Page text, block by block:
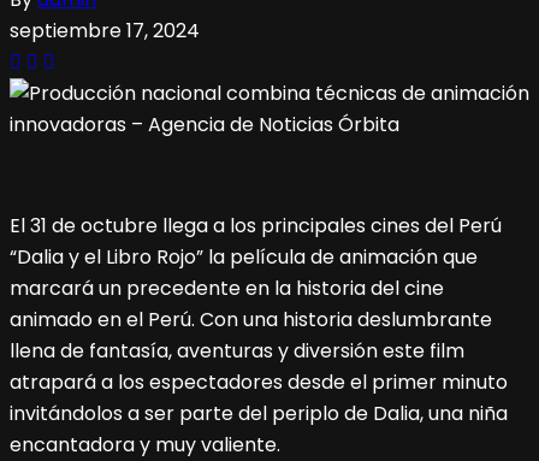
septiembre 17, 2024
El 31 de octubre llega a los principales cines del Perú
“Dalia y el Libro Rojo” la película de animación que
marcará un precedente en la historia del cine
animado en el Perú. Con una historia deslumbrante
llena de fantasía, aventuras y diversión este film
atrapará a los espectadores desde el primer minuto
invitándolos a ser parte del periplo de Dalia, una niña
encantadora y muy valiente.